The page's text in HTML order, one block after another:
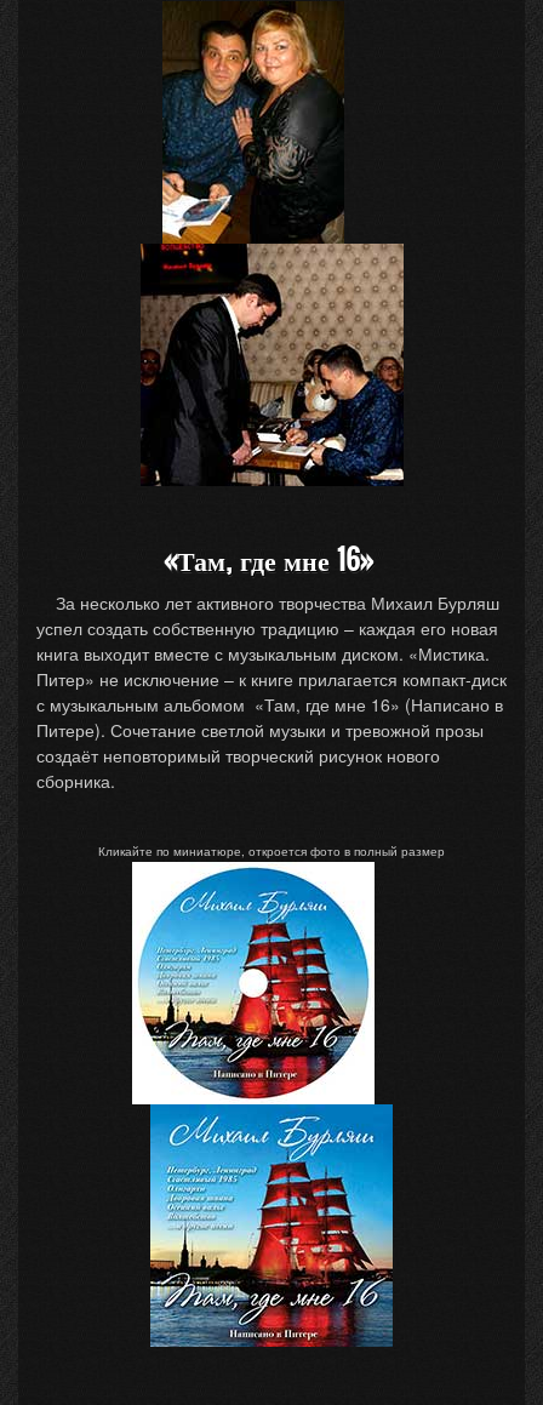
«Там, где мне 16»
За несколько лет активного творчества Михаил Бурляш
успел создать собственную традицию – каждая его новая
книга выходит вместе с музыкальным диском. «Мистика.
Питер» не исключение – к книге прилагается компакт-диск
с музыкальным альбомом «Там, где мне 16» (Написано в
Питере). Сочетание светлой музыки и тревожной прозы
создаёт неповторимый творческий рисунок нового
сборника.
Кликайте по миниатюре, откроется фото в полный размер